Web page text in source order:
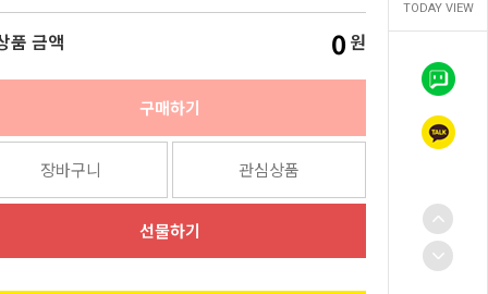
TODAY VIEW
품 금액 0 원
구매하기
장바구니 관심상품
선물하기